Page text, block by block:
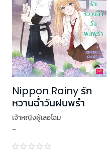
Nippon Rainy รัก
หวานฉ่ำวันฝนพรำ
เจ้าหญิงผู้เลอโฉม
-